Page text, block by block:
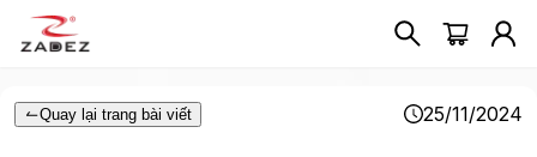
Quay lại trang bài viết 25/11/2024